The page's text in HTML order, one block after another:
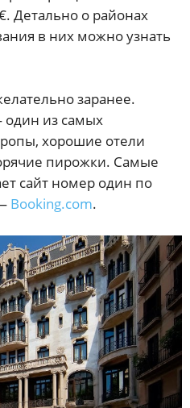
Детально о районах
в них можно узнать
заранее.
один из самых
хорошие отели
пирожки. Самые
сайт номер один по
Booking.com.